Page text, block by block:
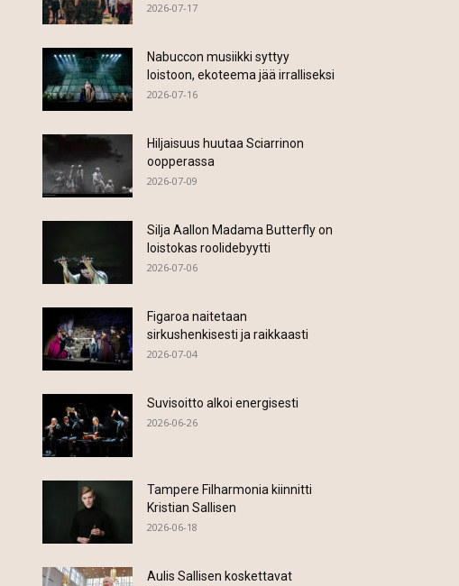
2026-07-17
Nabuccon musiikki syttyy
loistoon, ekoteema jää irralliseksi
2026-07-16
Hiljaisuus huutaa Sciarrinon
oopperassa
2026-07-09
Silja Aallon Madama Butterfly on
loistokas roolidebyytti
2026-07-06
Figaroa naitetaan
sirkushenkisesti ja raikkaasti
2026-07-04
Suvisoitto alkoi energisesti
2026-06-26
Tampere Filharmonia kiinnitti
Kristian Sallisen
2026-06-18
Aulis Sallisen koskettavat